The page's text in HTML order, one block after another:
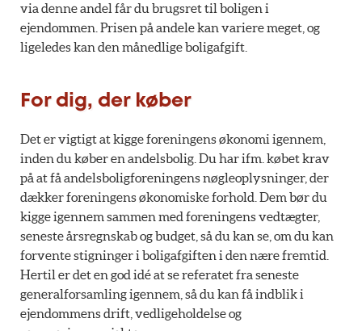
via denne andel får du brugsret til boligen i
ejendommen. Prisen på andele kan variere meget, og
ligeledes kan den månedlige boligafgift.
For dig, der køber
Det er vigtigt at kigge foreningens økonomi igennem,
inden du køber en andelsbolig. Du har ifm. købet krav
på at få andelsboligforeningens nøgleoplysninger, der
dækker foreningens økonomiske forhold. Dem bør du
kigge igennem sammen med foreningens vedtægter,
seneste årsregnskab og budget, så du kan se, om du kan
forvente stigninger i boligafgiften i den nære fremtid.
Hertil er det en god idé at se referatet fra seneste
generalforsamling igennem, så du kan få indblik i
ejendommens drift, vedligeholdelse og